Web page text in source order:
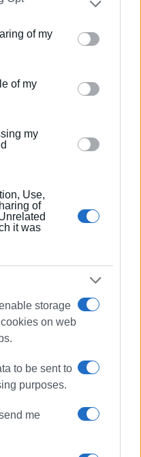
uses one or more
and store information
or deny consent to
use your data for
of my
of my
my
Use,
of
it was
storage
on web
to be sent to
purposes.
me
από το
Ειδικεύεται στις
και το
στοFacebook
e-paper